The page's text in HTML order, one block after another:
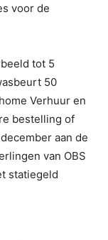
voor de
tot 5
50
Verhuur en
bestelling of
aan de
van OBS
statiegeld